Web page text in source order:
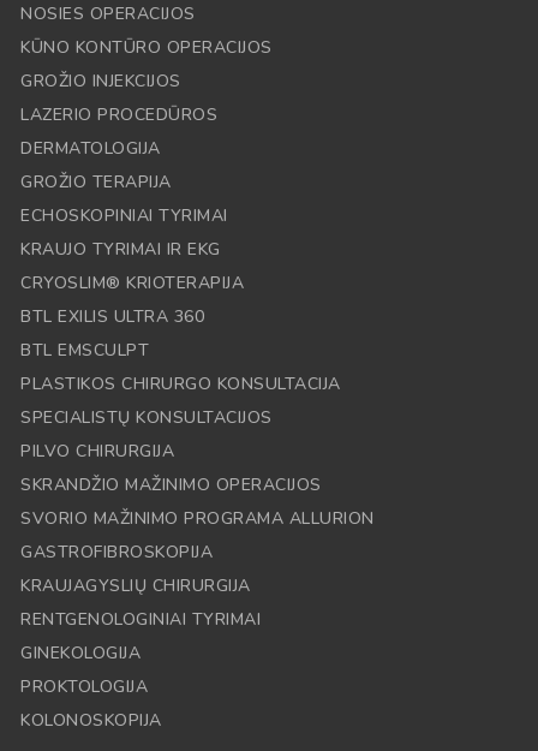
NOSIES OPERACIJOS
KŪNO KONTŪRO OPERACIJOS
GROŽIO INJEKCIJOS
LAZERIO PROCEDŪROS
DERMATOLOGIJA
GROŽIO TERAPIJA
ECHOSKOPINIAI TYRIMAI
KRAUJO TYRIMAI IR EKG
CRYOSLIM® KRIOTERAPIJA
BTL EXILIS ULTRA 360
BTL EMSCULPT
PLASTIKOS CHIRURGO KONSULTACIJA
SPECIALISTŲ KONSULTACIJOS
PILVO CHIRURGIJA
SKRANDŽIO MAŽINIMO OPERACIJOS
SVORIO MAŽINIMO PROGRAMA ALLURION
GASTROFIBROSKOPIJA
KRAUJAGYSLIŲ CHIRURGIJA
RENTGENOLOGINIAI TYRIMAI
GINEKOLOGIJA
PROKTOLOGIJA
KOLONOSKOPIJA